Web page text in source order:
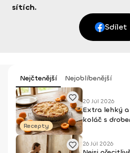
sítích.
Sdílet
Nejčtenější Nejoblíbenější
Recepty
20 Júl 2026
Extra lehký
koláč s
26 Júl 2026